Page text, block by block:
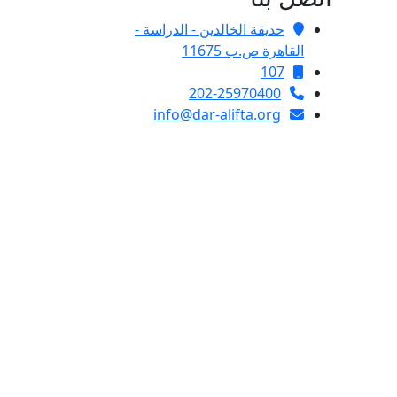
حديقة الخالدين - الدراسة -
القاهرة ص.ب 11675
107
202-25970400
info@dar-alifta.org